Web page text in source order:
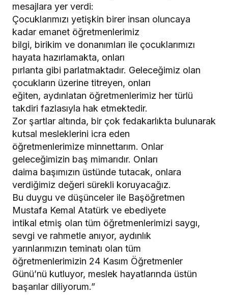
mesajlara yer verdi:
Çocuklarımızı yetişkin birer insan oluncaya
kadar emanet öğretmenlerimiz
bilgi, birikim ve donanımları ile çocuklarımızı
hayata hazırlamakta, onları
pırlanta gibi parlatmaktadır. Geleceğimiz olan
çocukların üzerine titreyen, onları
eğiten, aydınlatan öğretmenlerimiz her türlü
takdiri fazlasıyla hak etmektedir.
Zor şartlar altında, bir çok fedakarlıkta bulunarak
kutsal mesleklerini icra eden
öğretmenlerimize minnettarım. Onlar
geleceğimizin baş mimarıdır. Onları
daima başımızın üstünde tutacak, onlara
verdiğimiz değeri sürekli koruyacağız.
Bu duygu ve düşünceler ile Başöğretmen
Mustafa Kemal Atatürk ve ebediyete
intikal etmiş olan tüm öğretmenlerimizi saygı,
sevgi ve rahmetle anıyor, aydınlık
yarınlarımızın teminatı olan tüm
öğretmenlerimizin 24 Kasım Öğretmenler
Günü’nü kutluyor, meslek hayatlarında üstün
başarılar diliyorum.”